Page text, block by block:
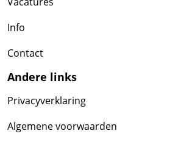
Info
Contact
Andere links
Privacyverklaring
Algemene voorwaarden